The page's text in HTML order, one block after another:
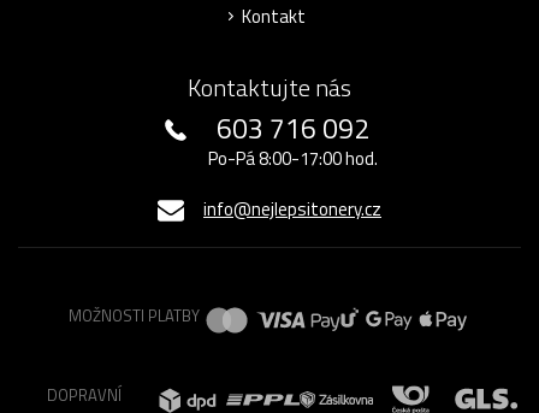
Kontakt
Kontaktujte nás
603 716 092
Po-Pá 8:00-17:00 hod.
info@nejlepsitonery.cz
MOŽNOSTI PLATBY
DOPRAVNÍ